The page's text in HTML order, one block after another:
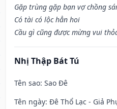
Gặp trùng gặp bạn vợ chồng
Có tài có lộc hẳn hoi
Cầu gì cũng được mừng vui
Nhị Thập Bát Tú
Tên sao: Sao Đê
Tên ngày: Đê Thổ Lạc - Giả